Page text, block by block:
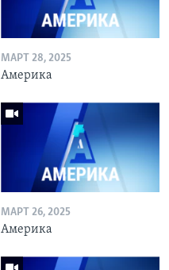
МАРТ 28, 2025
Америка
МАРТ 26, 2025
Америка